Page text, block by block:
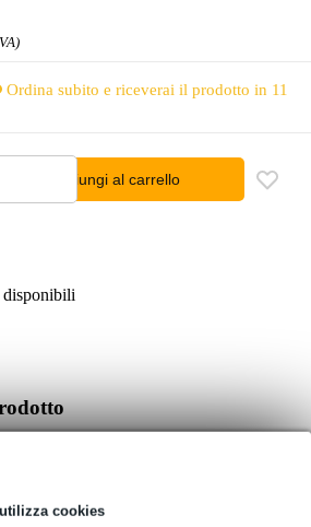
cookies
Ordina subito e riceverai il prodotto in 11
Aggiungi al carrello